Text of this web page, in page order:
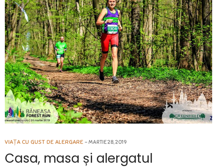
VIAȚA CU GUST DE ALERGARE MARTIE 28, 2019
Casa, masa și alergatul